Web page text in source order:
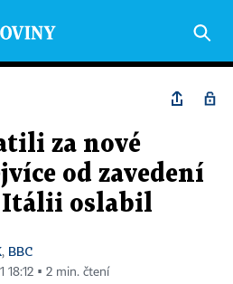
za nové
od zavedení
Itálii oslabil
, BBC
18:12 ▪ 2 min. čtení